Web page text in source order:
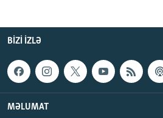
BIZI IZLƏ
MƏLUMAT